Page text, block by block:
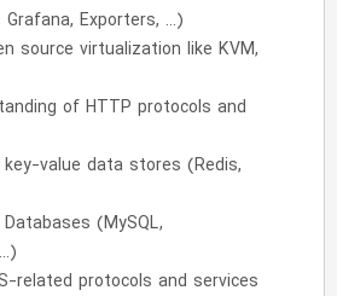
Exporters, …)
source virtualization like KVM,
of HTTP protocols and
value data stores (Redis,
(MySQL,
related protocols and services